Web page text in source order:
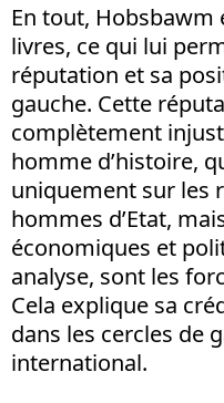
En tout,
livres, ce qui lui
réputation et sa
gauche. Cette
complètement
homme d’histoire,
uniquement sur les
hommes d’Etat,
économiques et
analyse, sont les
Cela explique sa
dans les cercles de
international.